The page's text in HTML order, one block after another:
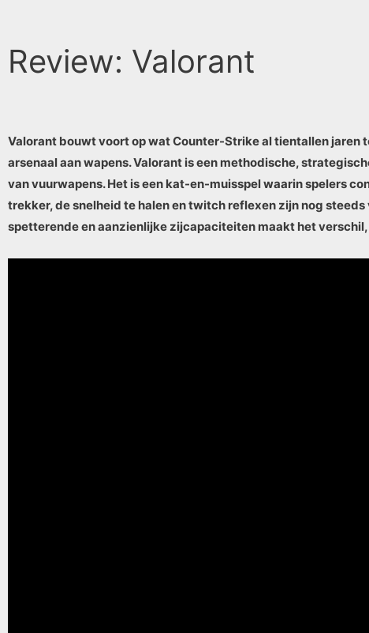
Review: Valorant
Valorant bouwt voort op wat Counter-Strike al tientallen jaren
arsenaal aan wapens. Valorant is een methodische,
van vuurwapens. Het is een kat-en-muisspel waarin spelers
trekker, de snelheid te halen en twitch reflexen zijn nog
spetterende en aanzienlijke zijcapaciteiten maakt het